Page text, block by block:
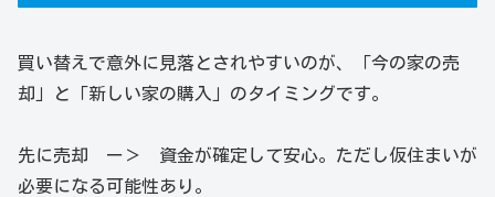
買い替えで意外に見落とされやすいのが、「今の家の売
却」と「新しい家の購入」のタイミングです。
先に売却 ー＞ 資金が確定して安心。ただし仮住まいが
必要になる可能性あり。